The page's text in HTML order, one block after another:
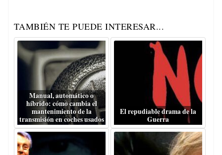
TAMBIÉN TE PUEDE INTERESAR...
Manual, automático o
híbrido: cómo cambia el
mantenimiento de la
transmisión en coches usados
El repudiable drama de la
Guerra